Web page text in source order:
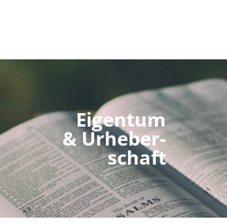
Eigentum
& Urheber-
schaft